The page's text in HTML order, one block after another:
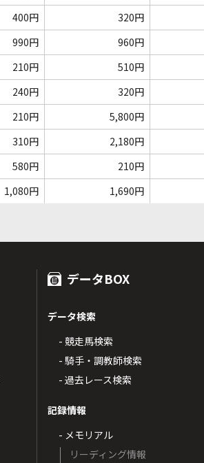
400円 320円
990円 960円
210円 510円
240円 320円
210円 5,800円
310円 2,180円
580円 210円
1,080円 1,690円
データBOX
データ検索
- 競走馬検索
- 騎手・調教師検索
- 過去レース検索
記録情報
- メモリアル
リーディング情報